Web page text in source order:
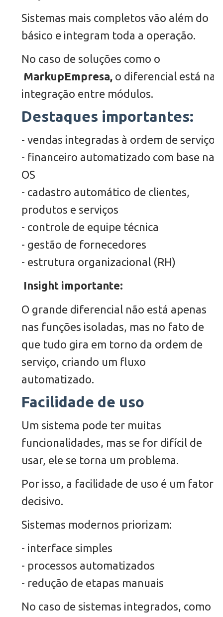
Sistemas mais completos vão além do
básico e integram toda a operação.
No caso de soluções como o
MarkupEmpresa,o diferencial está na
integração entre módulos.
Destaques importantes:
- vendas integradas à ordem de serviço
- financeiro automatizado com base na
OS
- cadastro automático de clientes,
produtos e serviços
- controle de equipe técnica
- gestão de fornecedores
- estrutura organizacional (RH)
Insight importante:
O grande diferencial não está apenas
nas funções isoladas, mas no fato de
que tudo gira em torno da ordem de
serviço, criando um fluxo
automatizado.
Facilidade de uso
Um sistema pode ter muitas
funcionalidades, mas se for difícil de
usar, ele se torna um problema.
Por isso, a facilidade de uso é um fator
decisivo.
Sistemas modernos priorizam:
- interface simples
- processos automatizados
- redução de etapas manuais
No caso de sistemas integrados, como